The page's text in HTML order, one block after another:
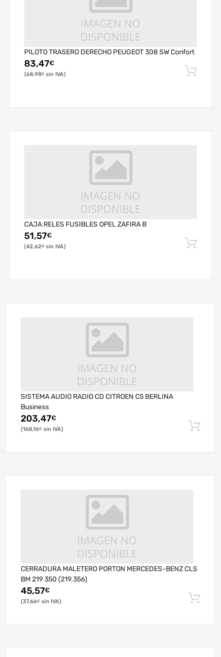
PILOTO TRASERO DERECHO PEUGEOT 308 SW Confort
83,47€
68,98€
CAJA RELES FUSIBLES OPEL ZAFIRA B
51,57€
42,62€
SISTEMA AUDIO RADIO CD CITROEN C5 BERLINA
Business
203,47€
168,16€
CERRADURA MALETERO PORTON MERCEDES-BENZ CLS
BM 219 350 (219.356)
45,57€
37,66€